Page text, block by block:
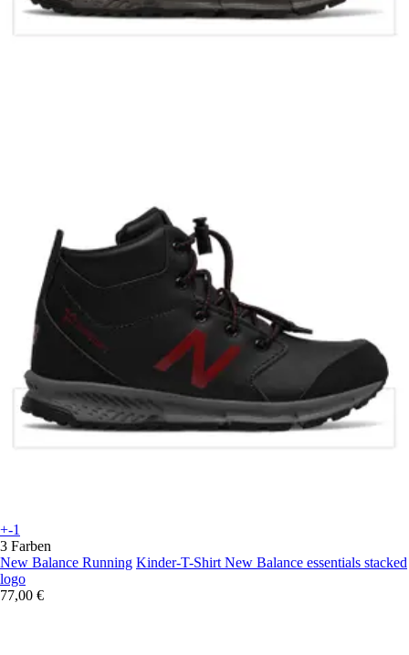
+-1
3 Farben
New Balance Running Kinder-T-Shirt New Balance essentials stacked
logo
77,00 €